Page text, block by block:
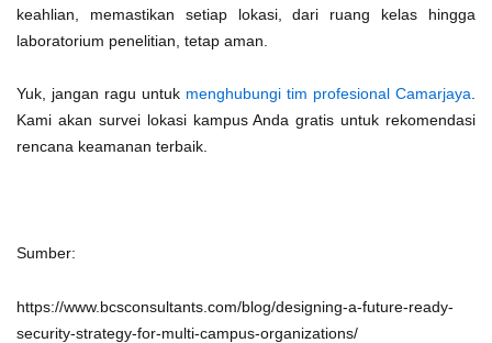
keahlian, memastikan setiap lokasi, dari ruang kelas hingga
laboratorium penelitian, tetap aman.
Yuk, jangan ragu untuk menghubungi tim profesional Camarjaya
Kami akan survei lokasi kampus Anda gratis untuk rekomendasi
rencana keamanan terbaik.
Sumber:
https://www.bcsconsultants.com/blog/designing-a-future-ready-
security-strategy-for-multi-campus-organizations/